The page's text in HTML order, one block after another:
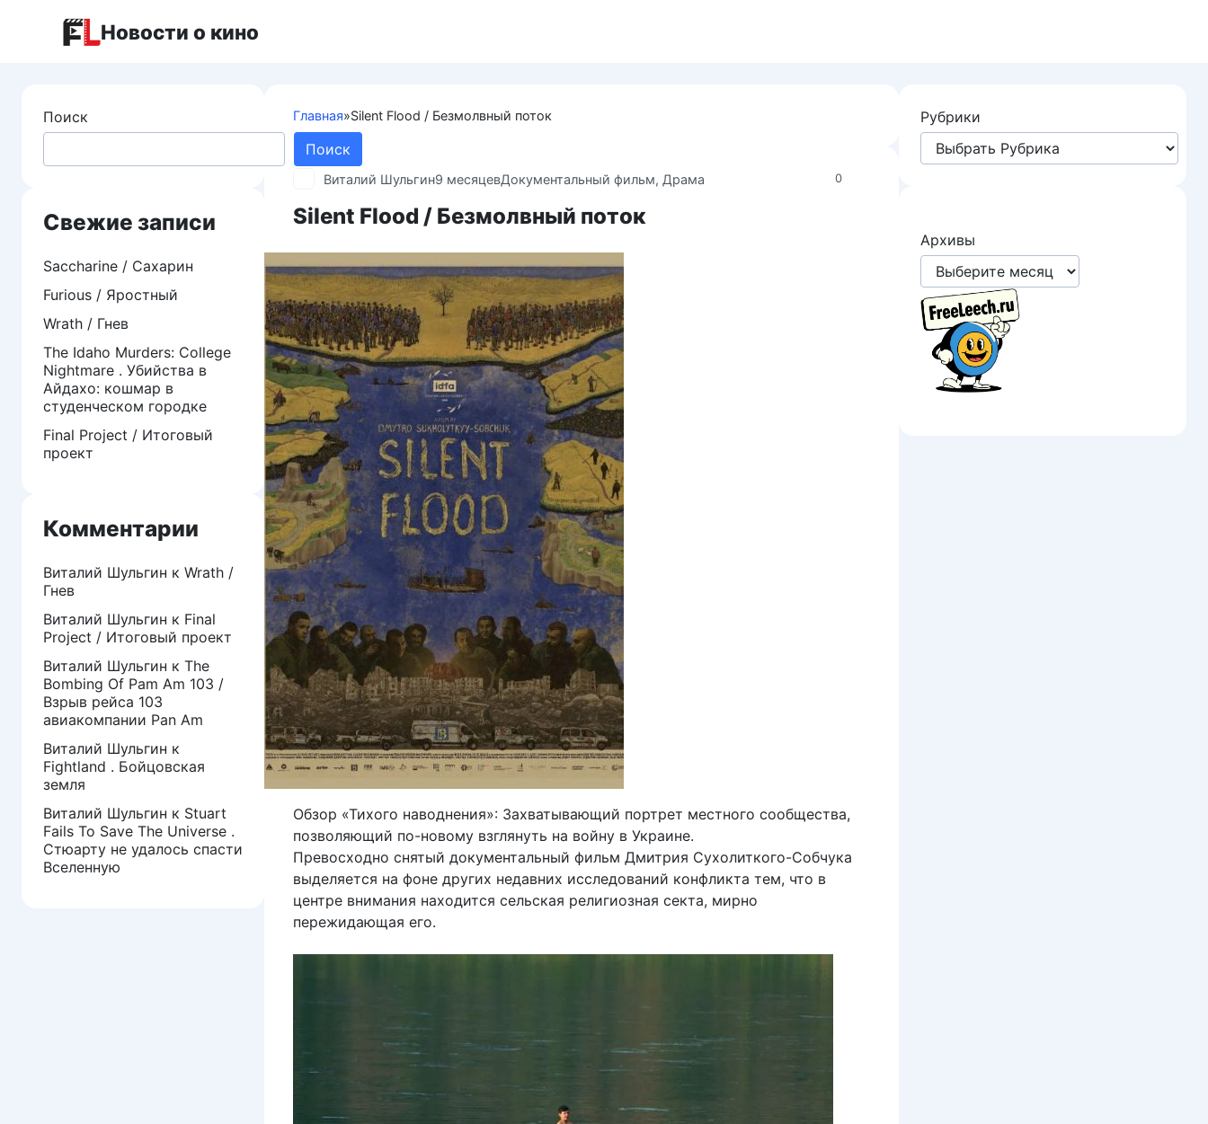
Новости о кино
Главная»Silent Flood / Безмолвный поток
0
Виталий Шульгин9 месяцевДокументальный фильм, Драма
Silent Flood / Безмолвный поток
Обзор «Тихого наводнения»: Захватывающий портрет местного сообщества,
позволяющий по-новому взглянуть на войну в Украине.
Превосходно снятый документальный фильм Дмитрия Сухолиткого-Собчука
выделяется на фоне других недавних исследований конфликта тем, что в
центре внимания находится сельская религиозная секта, мирно
пережидающая его.
Поиск
Поиск
Свежие записи
Saccharine / Сахарин
Furious / Яростный
Wrath / Гнев
The Idaho Murders: College
Nightmare . Убийства в
Айдахо: кошмар в
студенческом городке
Final Project / Итоговый
проект
Комментарии
Виталий Шульгин к Wrath /
Гнев
Виталий Шульгин к Final
Project / Итоговый проект
Виталий Шульгин к The
Bombing Of Pam Am 103 /
Взрыв рейса 103
авиакомпании Pan Am
Виталий Шульгин к
Fightland . Бойцовская
земля
Виталий Шульгин к Stuart
Fails To Save The Universe .
Стюарту не удалось спасти
Вселенную
Рубрики
Архивы